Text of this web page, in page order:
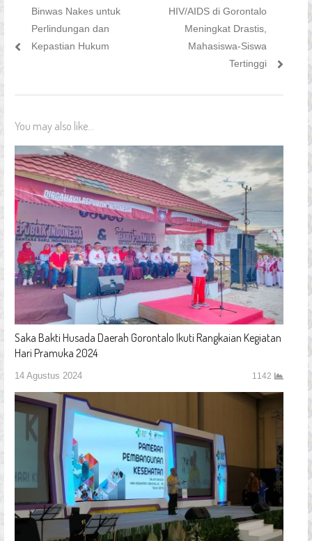
pos
Previous
post:
Binwas Nakes untuk
Perlindungan dan
Kepastian Hukum
Next
post:
HIV/AIDS di Gorontalo
Meningkat Drastis,
Mahasiswa-Siswa
Tertinggi
You may also like...
Saka Bakti Husada Daerah Gorontalo Ikuti Rangkaian Kegiatan
Hari Pramuka 2024
14 Agustus 2024 1142